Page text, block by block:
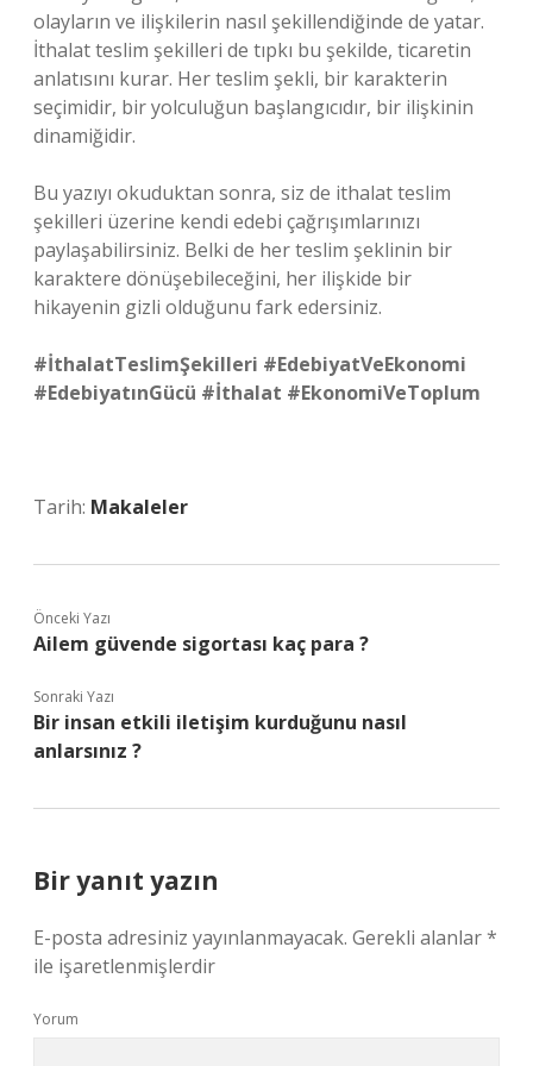
olayların ve ilişkilerin nasıl şekillendiğinde de yatar.
İthalat teslim şekilleri de tıpkı bu şekilde, ticaretin
anlatısını kurar. Her teslim şekli, bir karakterin
seçimidir, bir yolculuğun başlangıcıdır, bir ilişkinin
dinamiğidir.
Bu yazıyı okuduktan sonra, siz de ithalat teslim
şekilleri üzerine kendi edebi çağrışımlarınızı
paylaşabilirsiniz. Belki de her teslim şeklinin bir
karaktere dönüşebileceğini, her ilişkide bir
hikayenin gizli olduğunu fark edersiniz.
#İthalatTeslimŞekilleri #EdebiyatVeEkonomi
#EdebiyatınGücü #İthalat #EkonomiVeToplum
Tarih: Makaleler
Önceki Yazı
Ailem güvende sigortası kaç para ?
Sonraki Yazı
Bir insan etkili iletişim kurduğunu nasıl
anlarsınız ?
Bir yanıt yazın
E-posta adresiniz yayınlanmayacak. Gerekli alanlar*
ile işaretlenmişlerdir
Yorum